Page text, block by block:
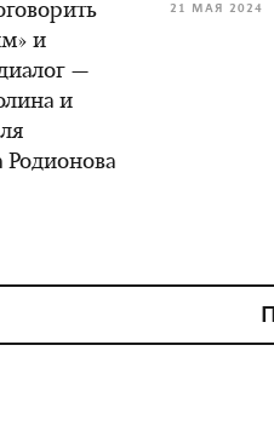
и
—
и
Родионова
21 МАЯ 2024